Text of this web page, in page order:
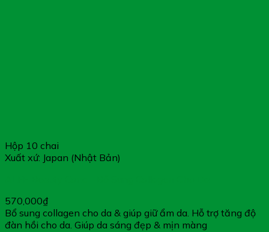
Hộp 10 chai
Xuất xứ: Japan (Nhật Bản)
570,000₫
Bổ sung collagen cho da & giúp giữ ẩm da. Hỗ trợ tăng độ
đàn hồi cho da. Giúp da sáng đẹp & mịn màng